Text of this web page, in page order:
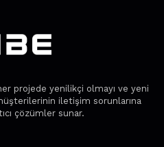
projede yenilikçi olmayı ve yeni
iletişim sorunlarına
çözümler sunar.